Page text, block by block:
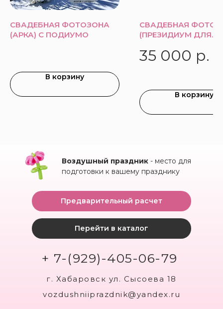
СВАДЕБНАЯ ФОТОЗОНА
(АРКА) С ПОДИУМО
В корзину
СВАДЕБНАЯ
(ПРЕЗИДИУМ ДЛЯ
35 000 р.
В корзину
Воздушный праздник - место для
подготовки к вашему празднику
Перейти в каталог
Предварительный расчет
+ 7-(929)-405-06-79
г. Хабаровск ул. Сысоева 18
vozdushniiprazdnik@yandex.ru